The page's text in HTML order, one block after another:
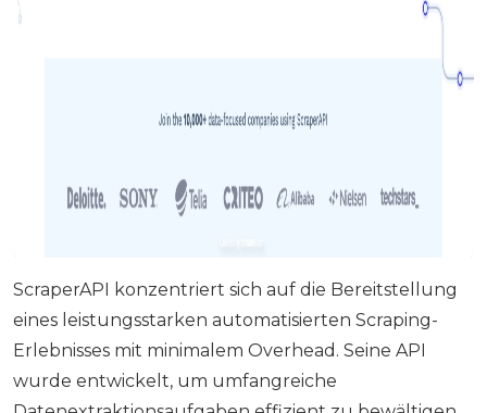
ScraperAPI konzentriert sich auf die Bereitstellung
eines leistungsstarken automatisierten Scraping-
Erlebnisses mit minimalem Overhead. Seine API
wurde entwickelt, um umfangreiche